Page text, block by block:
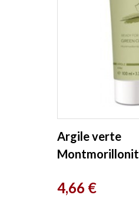
Argile verte
Cattier
Prix
4,66 €